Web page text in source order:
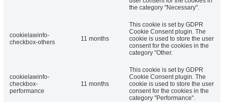
the category "Necessary".
cookielawinfo-
checkbox-others
11 months
This cookie is set by GDPR
Cookie Consent plugin. The
cookie is used to store the user
consent for the cookies in the
category "Other.
cookielawinfo-
checkbox-
performance
11 months
This cookie is set by GDPR
Cookie Consent plugin. The
cookie is used to store the user
consent for the cookies in the
category "Performance".